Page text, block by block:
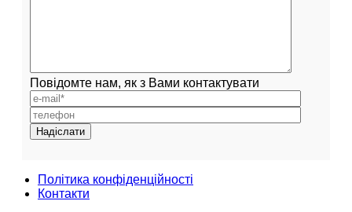
Повідомте нам, як з Вами контактувати
Політика конфіденційності
Контакти